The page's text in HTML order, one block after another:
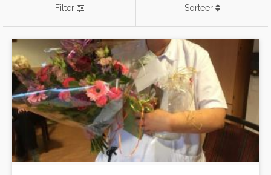
Filter Sorteer